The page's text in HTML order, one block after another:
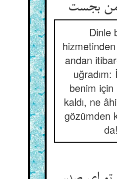
بجست
Dinle
hizmetinden
andan
benim
kaldı, ne
gözümden
da!